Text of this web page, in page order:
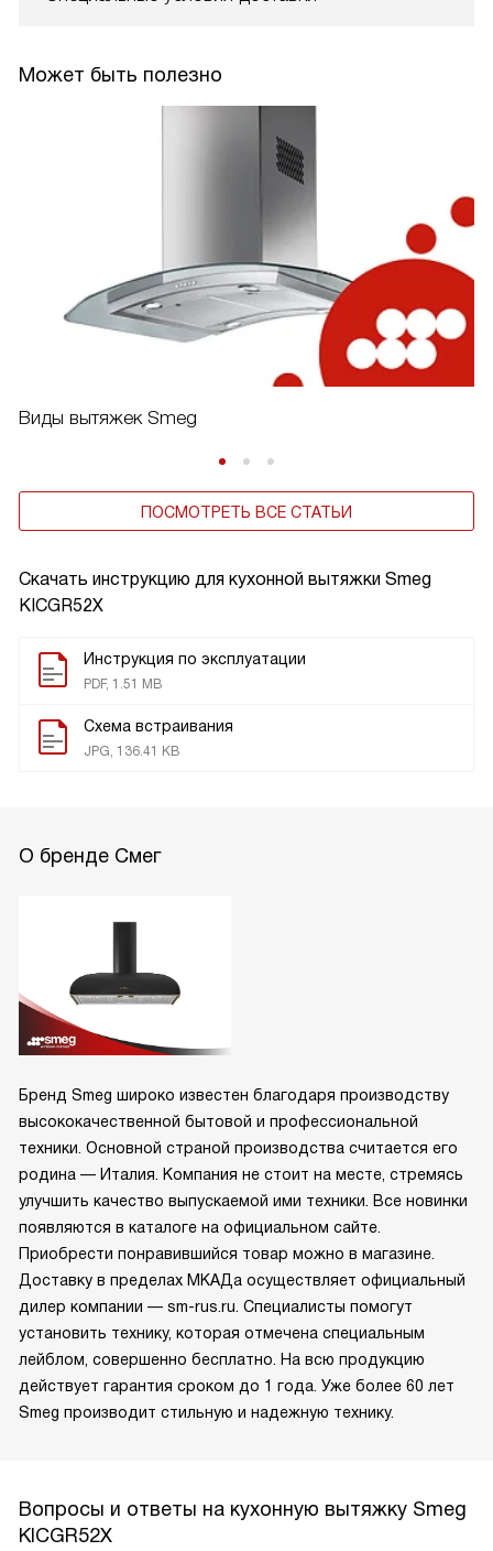
Скачать инструкцию для кухонной вытяжки Smeg
KICGR52X
Инструкция по эксплуатации
PDF, 1.51 MB
Схема встраивания
JPG, 136.41 KB
Может быть полезно
Виды вытяжек Smeg
ПОСМОТРЕТЬ ВСЕ СТАТЬИ
О бренде Смег
Бренд Smeg широко известен благодаря производству
высококачественной бытовой и профессиональной
техники. Основной страной производства считается его
родина — Италия. Компания не стоит на месте, стремясь
улучшить качество выпускаемой ими техники. Все новинки
появляются в каталоге на официальном сайте.
Приобрести понравившийся товар можно в магазине.
Доставку в пределах МКАДа осуществляет официальный
дилер компании — sm-rus.ru. Специалисты помогут
установить технику, которая отмечена специальным
лейблом, совершенно бесплатно. На всю продукцию
действует гарантия сроком до 1 года. Уже более 60 лет
Smeg производит стильную и надежную технику.
Вопросы и ответы на кухонную вытяжку Smeg
KICGR52X